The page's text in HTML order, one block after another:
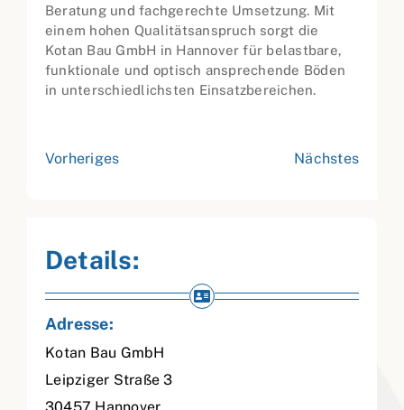
Beratung und fachgerechte Umsetzung. Mit
einem hohen Qualitätsanspruch sorgt die
Kotan Bau GmbH in Hannover für belastbare,
funktionale und optisch ansprechende Böden
in unterschiedlichsten Einsatzbereichen.
Vorheriges Nächstes
Details:
Adresse:
Kotan Bau GmbH
Leipziger Straße 3